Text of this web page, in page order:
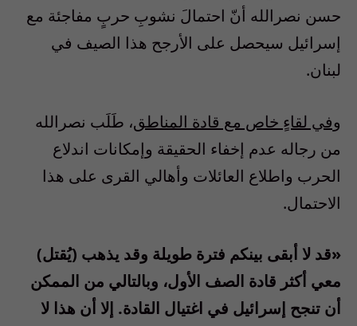
حسن نصرالله أنّ احتمالَ نشوبِ حربٍ مفاجئة مع
إسرائيل سيحصل على الأرجح هذا الصيف في
لبنان.
وفي لقاءٍ خاص مع قادة المناطق، طَلَب نصرالله
من رجاله عدم إخفاء الحقيقة وإمكانات اندلاع
الحرب واطلاع العائلات وأهالي القرى على هذا
الاحتمال.
«قد لا أبقى بينكم فترة طويلة وقد يذهب (يُقتل)
معي أكثر قادة الصف الأول، وبالتالي من الممكن
أن تنجح إسرائيل في اغتيال القادة. إلا أن هذا لا